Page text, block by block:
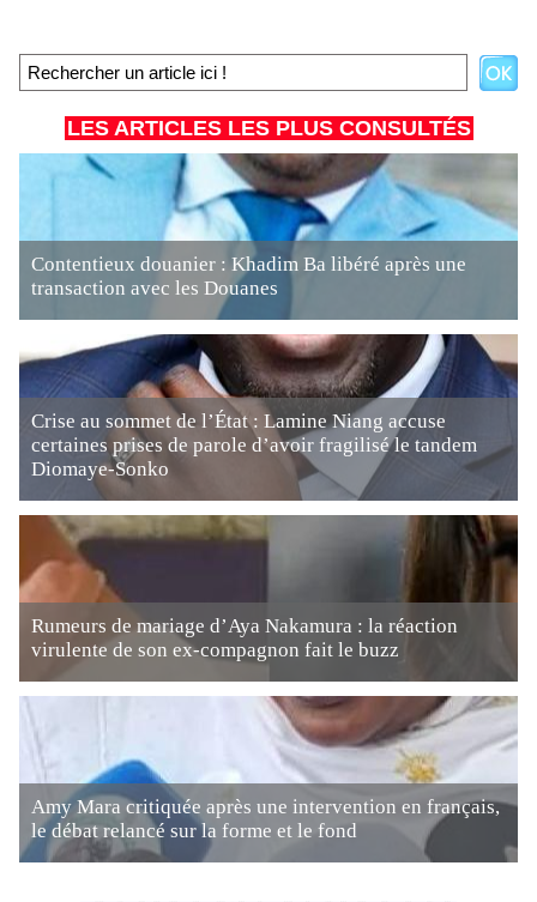
LES ARTICLES LES PLUS CONSULTÉS
Contentieux douanier : Khadim Ba libéré après une
transaction avec les Douanes
Crise au sommet de l’État : Lamine Niang accuse
certaines prises de parole d’avoir fragilisé le tandem
Diomaye-Sonko
Rumeurs de mariage d’Aya Nakamura : la réaction
virulente de son ex-compagnon fait le buzz
Amy Mara critiquée après une intervention en français,
le débat relancé sur la forme et le fond